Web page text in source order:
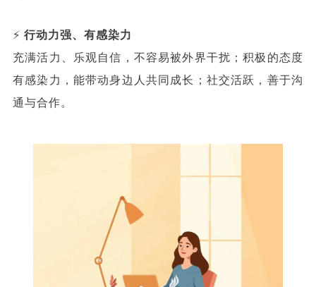
⚡ 行动力强、有感染力
充满活力、乐观自信，不容易被外界干扰；积极的态度
有感染力，能带动身边人共同成长；社交活跃，善于沟
通与合作。